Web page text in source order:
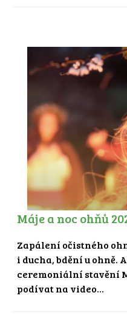
Máje a noc ohňů
Zapálení očistného
i ducha, bdění u ohně.
ceremoniální stavění
podívat na video...